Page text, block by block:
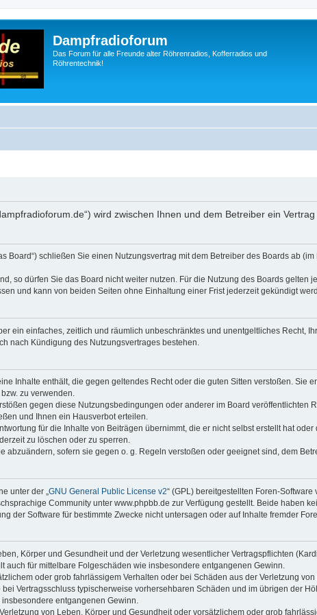
Dampfradioforum
Das Forum für alle Freunde alter Röhrenradios, Kofferradios und
Röhrentechnik!
wird zwischen Ihnen und dem Betreiber ein
Board“) schließen Sie einen Nutzungsvertrag mit dem Betreiber des Boards ab
so dürfen Sie das Board nicht weiter nutzen. Für die Nutzung des Boards gelten
und kann von beiden Seiten ohne Einhaltung einer Frist jederzeit gekündigt
ein einfaches, zeitlich und räumlich unbeschränktes und unentgeltliches Recht,
nach Kündigung des Nutzungsvertrages bestehen.
Inhalte enthält, die gegen geltendes Recht oder die guten Sitten verstoßen. Sie
zu verwenden.
gegen diese Nutzungsbedingungen oder anderer im Board veröffentlichten
und Ihnen ein Hausverbot erteilen.
für die Inhalte von Beiträgen übernimmt, die er nicht selbst erstellt hat
zu löschen oder zu sperren.
abzuändern, sofern sie gegen o. g. Regeln verstoßen oder geeignet sind, dem
unter der „ GNU General Public License v2“ (GPL) bereitgestellten Foren-
Community unter www.phpbb.de zur Verfügung gestellt. Beide haben
der Software für bestimmte Zwecke nicht untersagen oder auf Inhalte fremder
Körper und Gesundheit und der Verletzung wesentlicher Vertragspflichten
auch für mittelbare Folgeschäden wie insbesondere entgangenen Gewinn.
oder grob fahrlässigem Verhalten oder bei Schäden aus der Verletzung
Vertragsschluss typischerweise vorhersehbaren Schäden und im übrigen der
entgangenen Gewinn.
von Leben, Körper und Gesundheit oder vorsätzlichem oder grob